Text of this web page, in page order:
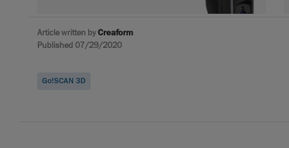
Article written byCreaform
Published 07/29/2020
Go!SCAN 3D